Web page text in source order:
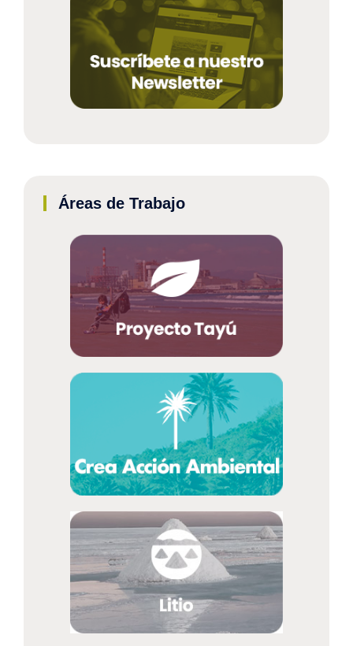
Áreas de Trabajo